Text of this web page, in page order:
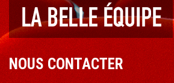
NOUS CONTACTER